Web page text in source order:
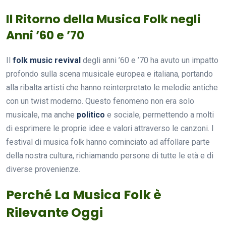
Il Ritorno della Musica Folk negli
Anni ’60 e ’70
Il folk music revival degli anni ’60 e ’70 ha avuto un impatto
profondo sulla scena musicale europea e italiana, portando
alla ribalta artisti che hanno reinterpretato le melodie antiche
con un twist moderno. Questo fenomeno non era solo
musicale, ma anche politico e sociale, permettendo a molti
di esprimere le proprie idee e valori attraverso le canzoni. I
festival di musica folk hanno cominciato ad affollare parte
della nostra cultura, richiamando persone di tutte le età e di
diverse provenienze.
Perché La Musica Folk è
Rilevante Oggi